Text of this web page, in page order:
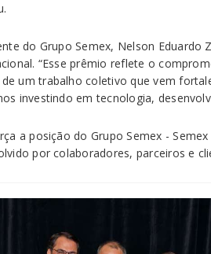
do Grupo Semex, Nelson
“Esse prêmio reflete o
um trabalho coletivo que vem
investindo em tecnologia,
a posição do Grupo Semex -
por colaboradores, parceiros e